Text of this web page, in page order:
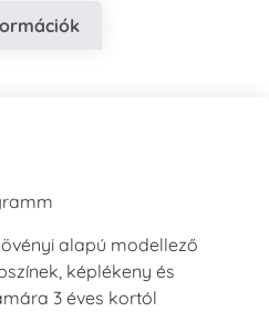
alapú modellező
képlékeny és
3 éves kortól